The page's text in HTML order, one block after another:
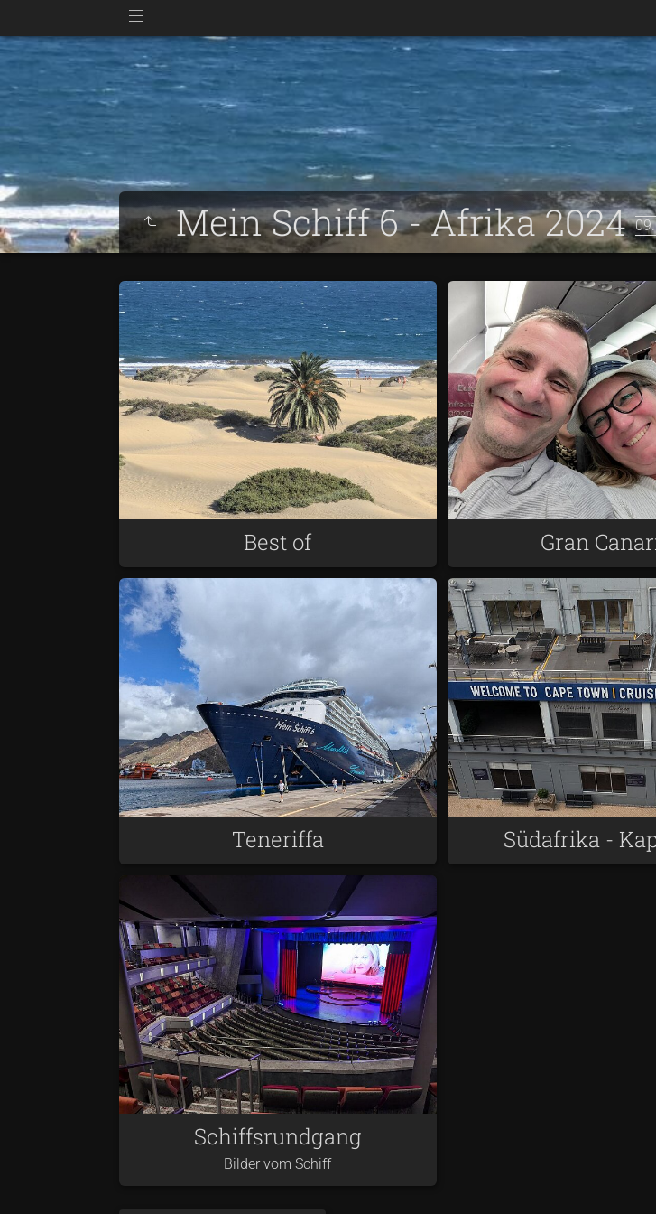
Mein Schiff 6 - Afrika 2024
Best of Gran
Teneriffa Südafrika -
Schiffsrundgang
Bilder vom Schiff